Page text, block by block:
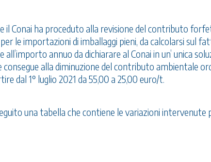
il Conai ha proceduto alla revisione del contributo
le importazioni di imballaggi pieni, da calcolarsi sul
annuo da dichiarare al Conai in un’ unica
consegue alla diminuzione del contributo ambientale
dal 1° luglio 2021 da 55,00 a 25,00 euro/t.
una tabella che contiene le variazioni intervenute